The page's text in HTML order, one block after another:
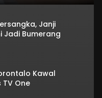
Janji
Jadi Bumerang
Kawal
One